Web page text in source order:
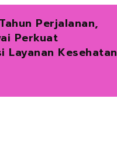
Perjalanan,
Perkuat
Layanan Kesehatan